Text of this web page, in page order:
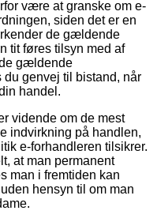
være at granske om e-
siden det er en
de gældende
tit føres tilsyn med af
gældende
du genvej til bistand, når
handel.
vidende om de mest
indvirkning på handlen,
e-forhandleren tilsikrer.
at man permanent
man i fremtiden kan
hensyn til om man